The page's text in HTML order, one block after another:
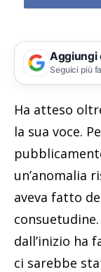
Aggiungi
Seguici più
Ha atteso
la sua voce.
un’anomalia
aveva fatto
consuetudine.
dall’inizio ha
ci sarebbe